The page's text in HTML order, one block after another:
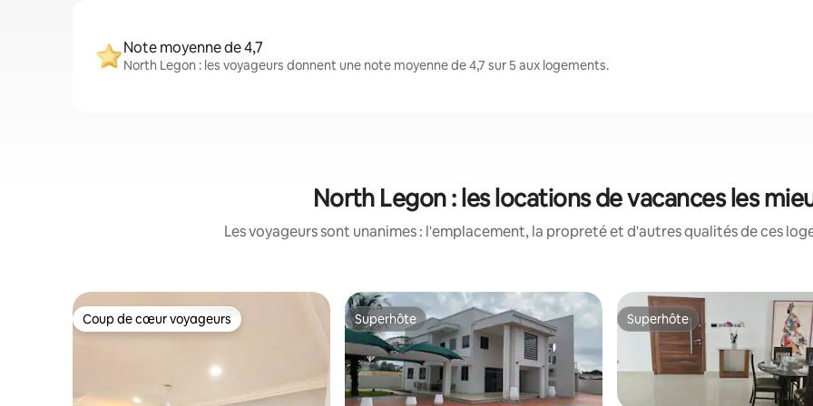
Note moyenne de 4,7
North Legon : les voyageurs donnent une note moyenne de 4,7 sur 5 aux logements.
North Legon : les locations de vacances les
Les voyageurs sont unanimes : l'emplacement, la propreté et d'autres qualités de ces
Coup de cœur voyageurs
Coup de cœur voyageurs Superhôte
Superhôte Superhôte
Superhôte